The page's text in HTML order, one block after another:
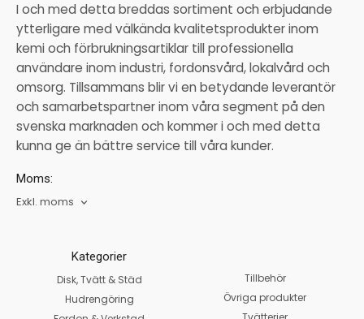
I och med detta breddas sortiment och erbjudande
ytterligare med välkända kvalitetsprodukter inom
kemi och förbrukningsartiklar till professionella
användare inom industri, fordonsvård, lokalvård och
omsorg. Tillsammans blir vi en betydande leverantör
och samarbetspartner inom våra segment på den
svenska marknaden och kommer i och med detta
kunna ge än bättre service till våra kunder.
Moms:
Exkl. moms
Kategorier
Disk, Tvätt & Städ
Hudrengöring
Tillbehör
Övriga produkter